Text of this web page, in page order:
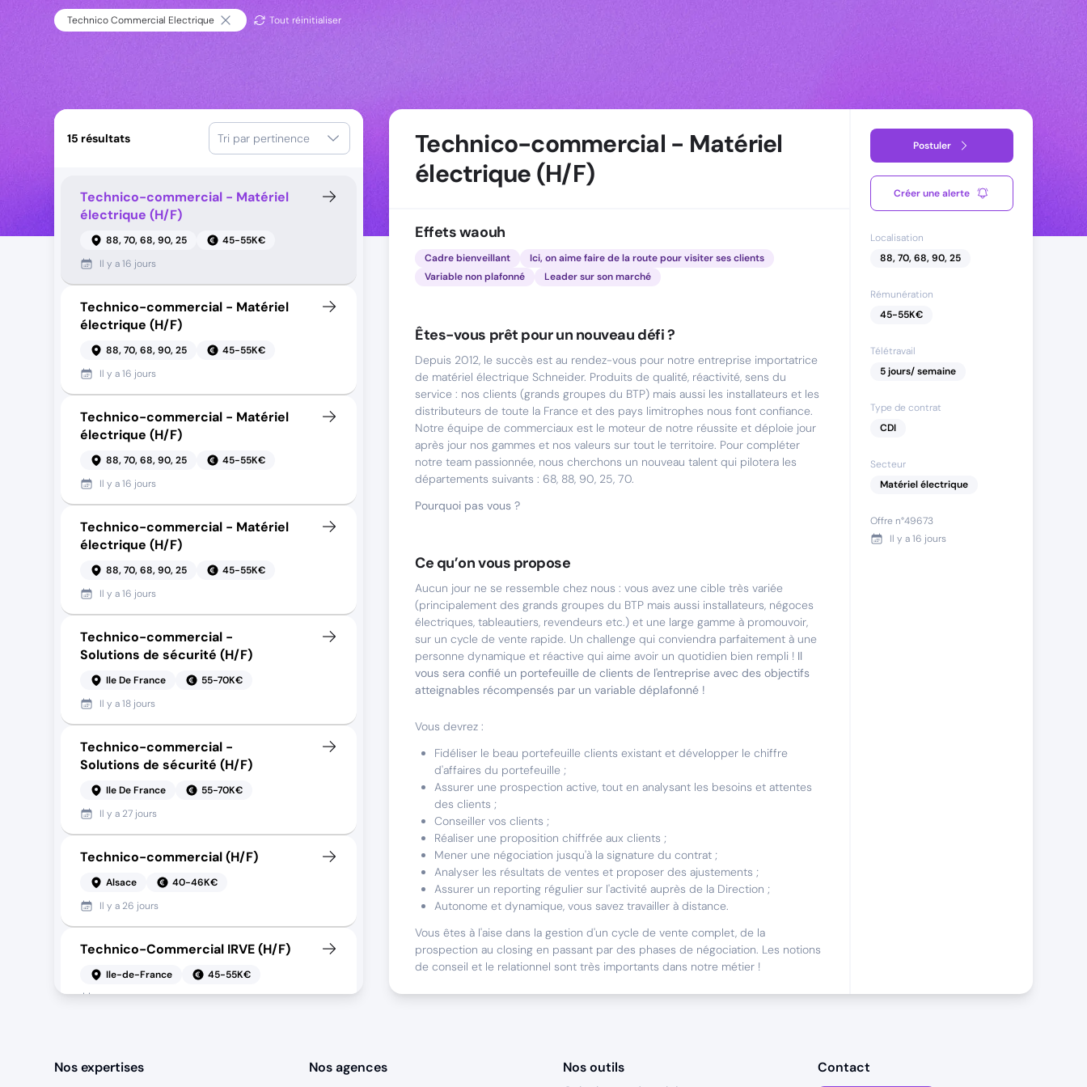
Technico Commercial Electrique Tout réinitialiser
15 résultats Tri par pertinence
Technico-commercial - Matériel
électrique (H/F)
88, 70, 68, 90, 25
45-55K€
Il y a16 jours
Technico-commercial - Matériel
électrique (H/F)
88, 70, 68, 90, 25
45-55K€
Il y a16 jours
Technico-commercial - Matériel
électrique (H/F)
88, 70, 68, 90, 25
45-55K€
Il y a16 jours
Technico-commercial - Matériel
électrique (H/F)
88, 70, 68, 90, 25
45-55K€
Il y a16 jours
Technico-commercial -
Solutions de sécurité (H/F)
Ile De France
55-70K€
Il y a18 jours
Technico-commercial -
Solutions de sécurité (H/F)
Ile De France
55-70K€
Il y a 27 jours
Technico-commercial (H/F)
Alsace
40-46K€
Il y a 26 jours
Technico-Commercial IRVE (H/F)
Ile-de-France
45-55K€
Il y a6 jours
électricité (H/F) (H/F)
Technico-commercial - Matériel
électrique (H/F)
Effets waouh
Cadre bienveillant
Ici, on aime faire de la route pour visiter ses clients
Variable non plafonné
Leader sur son marché
Êtes-vous prêt pour un nouveau défi ?
Depuis 2012, le succès est au rendez-vous pour notre entreprise importatrice
de matériel électrique Schneider. Produits de qualité, réactivité, sens du
service : nos clients (grands groupes du BTP) mais aussi les installateurs et les
distributeurs de toute la France et des pays limitrophes nous font confiance.
Notre équipe de commerciaux est le moteur de notre réussite et déploie jour
après jour nos gammes et nos valeurs sur tout le territoire. Pour compléter
notre team passionnée, nous cherchons un nouveau talent qui pilotera les
départements suivants : 68, 88, 90, 25, 70.
Pourquoi pas vous ?
Ce qu’on vous propose
Aucun jour ne se ressemble chez nous : vous avez une cible très variée
(principalement des grands groupes du BTP mais aussi installateurs, négoces
électriques, tableautiers, revendeurs etc.) et une large gamme à promouvoir,
sur un cycle de vente rapide. Un challenge qui conviendra parfaitement à une
personne dynamique et réactive qui aime avoir un quotidien bien rempli ! Il
vous sera confié un portefeuille de clients de l'entreprise avec des objectifs
atteignables récompensés par un variable déplafonné !
Vous devrez :
Fidéliser le beau portefeuille clients existant et développer le chiffre
d'affaires du portefeuille ;
Assurer une prospection active, tout en analysant les besoins et attentes
des clients ;
Conseiller vos clients ;
Réaliser une proposition chiffrée aux clients ;
Mener une négociation jusqu'à la signature du contrat ;
Analyser les résultats de ventes et proposer des ajustements ;
Assurer un reporting régulier sur l'activité auprès de la Direction ;
Autonome et dynamique, vous savez travailler à distance.
Vous êtes à l'aise dans la gestion d'un cycle de vente complet, de la
prospection au closing en passant par des phases de négociation. Les notions
de conseil et le relationnel sont très importants dans notre métier !
secteur en toute autonomie. Vos armes ? Vos qualités relationnelles, votre
énergie à revendre, votre persévérance. Vous développerez votre portefeuille
Postuler
Créer une alerte
Localisation
88, 70, 68, 90, 25
Rémunération
45-55K€
Télétravail
5 jours/ semaine
Type de contrat
CDI
Secteur
Matériel électrique
Offre n°49673
Il y a16 jours
Nos expertises
Nos agences
Nos outils
Contact